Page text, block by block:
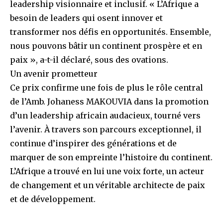
leadership visionnaire et inclusif. « L’Afrique a
besoin de leaders qui osent innover et
transformer nos défis en opportunités. Ensemble,
nous pouvons bâtir un continent prospère et en
paix », a-t-il déclaré, sous des ovations.
Un avenir prometteur
Ce prix confirme une fois de plus le rôle central
de l’Amb. Johaness MAKOUVIA dans la promotion
d’un leadership africain audacieux, tourné vers
l’avenir. À travers son parcours exceptionnel, il
continue d’inspirer des générations et de
marquer de son empreinte l’histoire du continent.
L’Afrique a trouvé en lui une voix forte, un acteur
de changement et un véritable architecte de paix
et de développement.